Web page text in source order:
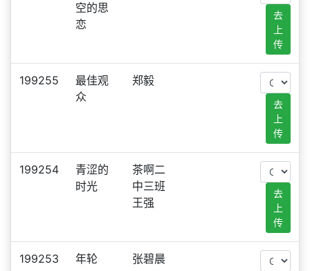
空的思
恋
去
上
传
199255
最佳观
众
郑毅
去
上
传
199254
青涩的
时光
茶啊二
中三班
王强
去
上
传
199253 年轮 张碧晨